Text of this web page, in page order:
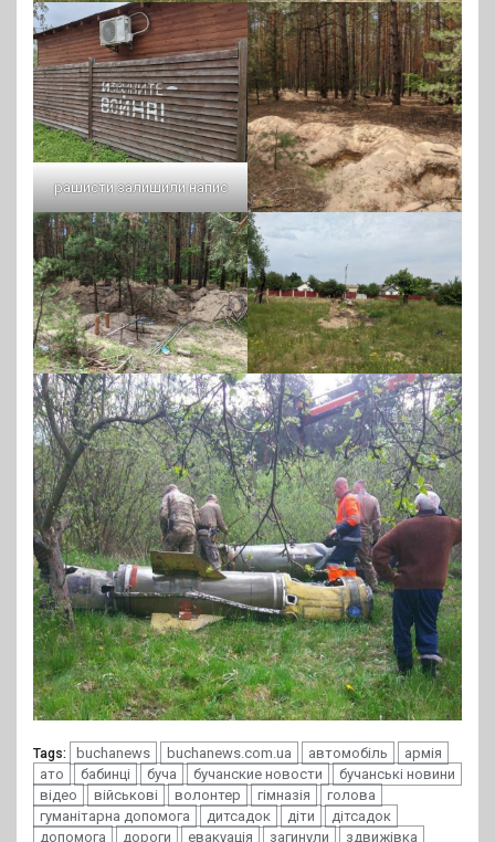
рашисти залишили напис
Tags: buchanews buchanews.com.ua автомобіль
армія
ато
бабинці буча бучанские новости
бучанські новини
відео
військові волонтер гімназія
голова
гуманітарна допомога
дитсадок діти
дітсадок
допомога
дороги евакуація загинули
здвижівка